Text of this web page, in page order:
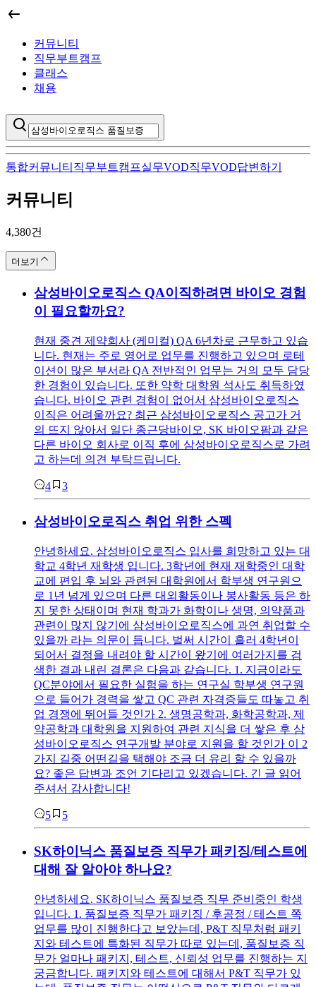
커뮤니티
직무부트캠프
클래스
채용
통합커뮤니티 직무부트캠프실무VOD직무VOD답변하기
삼성바이오로직스 품질보증
커뮤니티
4,380건
더보기
삼성바이오로직스 QA이직하려면 바이오 경험
이 필요할까요?
현재 중견 제약회사 (케미컬) QA 6년차로 근무하고 있습
니다. 현재는 주로 영어로 업무를 진행하고 있으며 로테
이션이 많은 부서라 QA 전반적인 업무는 거의 모두 담당
한 경험이 있습니다. 또한 약학 대학원 석사도 취득하였
습니다. 바이오 관련 경험이 없어서 삼성바이오로직스
이직은 어려울까요? 최근 삼성바이오로직스 공고가 거
의 뜨지 않아서 일단 종근당바이오, SK 바이오팜과 같은
다른 바이오 회사로 이직 후에 삼성바이오로직스로 가려
고 하는데 의견 부탁드립니다.
4 3
삼성바이오로직스 취업 위한 스펙
안녕하세요. 삼성바이오로직스 입사를 희망하고 있는 대
학교 4학년 재학생 입니다. 3학년에 현재 재학중인 대학
교에 편입 후 뇌와 관련된 대학원에서 학부생 연구원으
로 1년 넘게 있으며 다른 대외활동이나 봉사활동 등은 하
지 못한 상태이며 현재 학과가 화학이나 생명, 의약품과
관련이 많지 않기에 삼성바이오로직스에 과연 취업할 수
있을까 라는 의문이 듭니다. 벌써 시간이 흘러 4학년이
되어서 결정을 내려야 할 시간이 왔기에 여러가지를 검
색한 결과 내린 결론은 다음과 같습니다. 1. 지금이라도
QC분야에서 필요한 실험을 하는 연구실 학부생 연구원
으로 들어가 경력을 쌓고 QC 관련 자격증들도 따놓고 취
업 경쟁에 뛰어들 것인가 2. 생명공학과, 화학공학과, 제
약공학과 대학원을 지원하여 관련 지식을 더 쌓은 후 삼
성바이오로직스 연구개발 분야로 지원을 할 것인가 이 2
가지 길중 어떤길을 택해야 조금 더 유리 할 수 있을까
요? 좋은 답변과 조언 기다리고 있겠습니다. 긴 글 읽어
주셔서 감사합니다!
5 5
SK하이닉스 품질보증 직무가 패키징/테스트에
대해 잘 알아야 하나요?
안녕하세요. SK하이닉스 품질보증 직무 준비중인 학생
입니다. 1. 품질보증 직무가 패키징 / 후공정 / 테스트 쪽
업무를 많이 진행한다고 보았는데, P&T 직무처럼 패키
지와 테스트에 특화된 직무가 따로 있는데, 품질보증 직
무가 얼마나 패키지, 테스트, 신뢰성 업무를 진행하는 지
궁금합니다. 패키지와 테스트에 대해서 P&T 직무가 있